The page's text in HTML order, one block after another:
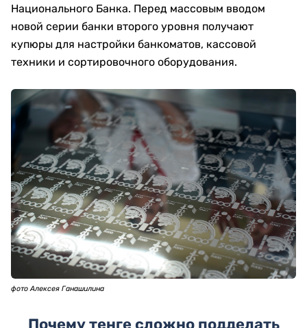
Национального Банка. Перед массовым вводом
новой серии банки второго уровня получают
купюры для настройки банкоматов, кассовой
техники и сортировочного оборудования.
фото Алексея Ганашилина